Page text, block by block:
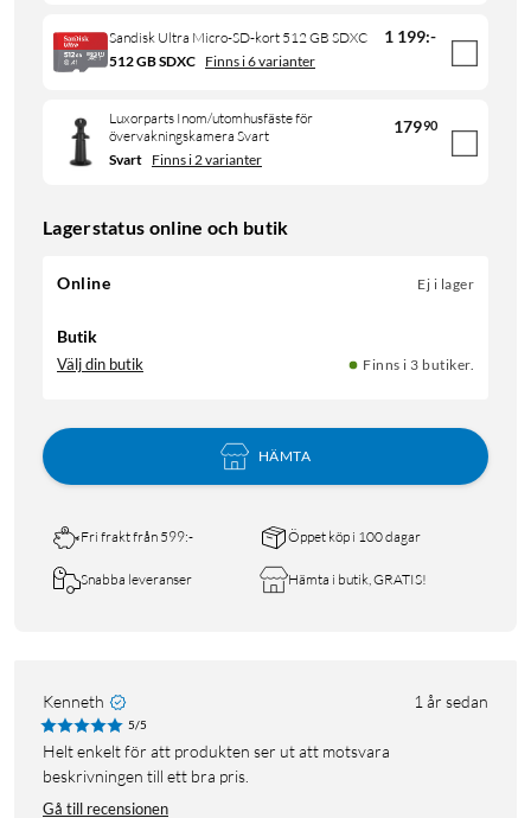
Sandisk Ultra Micro-SD-kort 512 GB SDXC 1 199:-
512 GB SDXC Finns i 6 varianter
Luxorparts Inom/utomhusfäste för
övervakningskamera Svart
17990
Svart Finns i 2 varianter
Lagerstatus online och butik
Online Ej i lager
Butik
Välj din butik Finns i 3 butiker.
HÄMTA
Fri frakt från 599:- Öppet köp i 100 dagar
Snabba leveranser Hämta i butik, GRATIS!
Kenneth 1 år sedan
5/5
Helt enkelt för att produkten ser ut att motsvara
beskrivningen till ett bra pris.
Gå till recensionen